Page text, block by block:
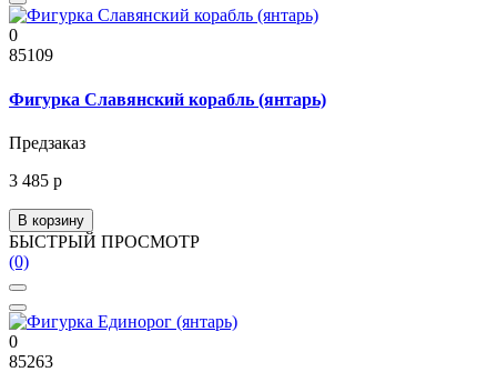
0
85109
Фигурка Славянский корабль (янтарь)
Предзаказ
3 485 р
В корзину
БЫСТРЫЙ ПРОСМОТР
(0)
0
85263